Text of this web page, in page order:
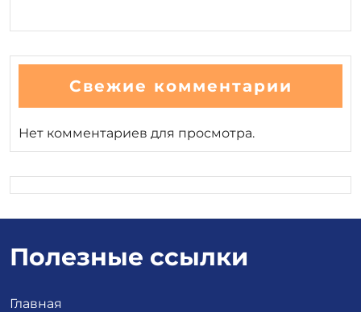
Свежие комментарии
Нет комментариев для просмотра.
Полезные ссылки
Главная